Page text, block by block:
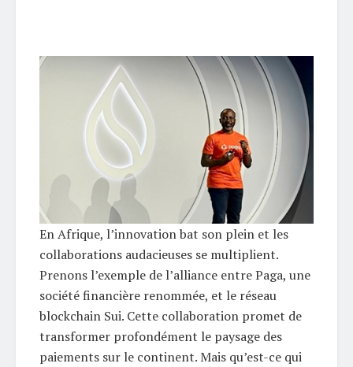
En Afrique, l’innovation bat son plein et les
collaborations audacieuses se multiplient.
Prenons l’exemple de l’alliance entre Paga, une
société financière renommée, et le réseau
blockchain Sui. Cette collaboration promet de
transformer profondément le paysage des
paiements sur le continent. Mais qu’est-ce qui